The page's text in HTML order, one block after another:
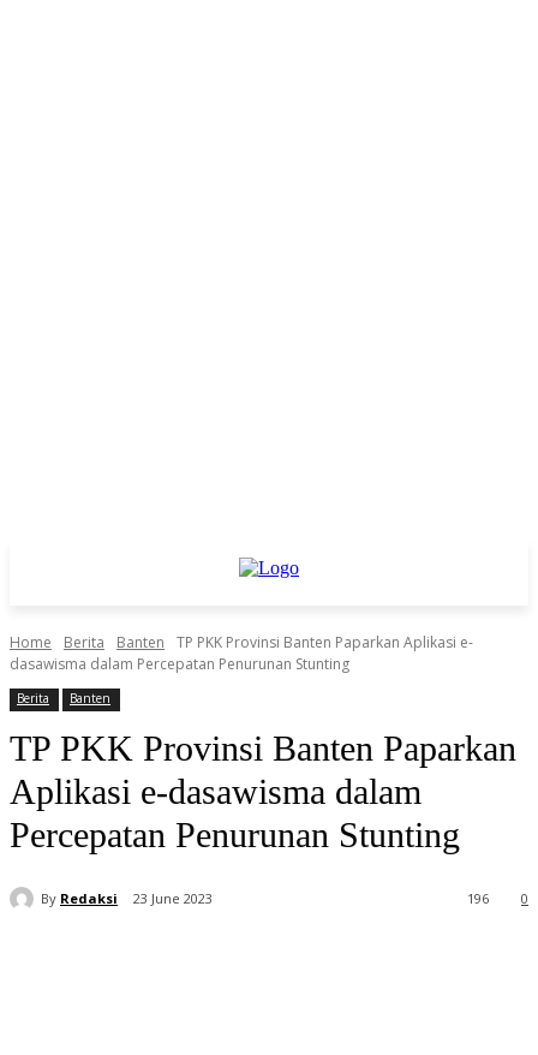
Home Berita Banten
TP PKK Provinsi Banten Paparkan Aplikasi e-
dasawisma dalam Percepatan Penurunan Stunting
Berita Banten
TP PKK Provinsi Banten Paparkan
Aplikasi e-dasawisma dalam
Percepatan Penurunan Stunting
By Redaksi 23 June 2023 0
196